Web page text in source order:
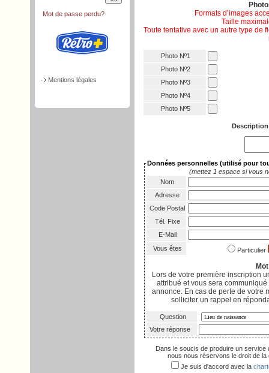
Mot de passe perdu?
Mentions légales
Formats d’images
Taille
Toute tentative avec un autre type de
Photo Nº1
Photo Nº2
Photo Nº3
Photo Nº4
Photo Nº5
Données personnelles (utilisé pour
(mettez 1 espace si vous
Nom
Adresse
Code Postal
Tél. Fixe
E-Mail
Vous êtes
Particulier
Lors de votre première inscription
attribué et vous sera
annonce. En cas de perte de votre
solliciter un rappel en
Question
Votre réponse
Dans le soucis de produire un
nous nous réservons le droit de la
Je suis d'accord avec la